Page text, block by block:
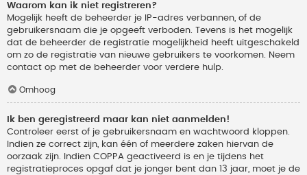
Waarom kan ik niet registreren?
Mogelijk heeft de beheerder je IP-adres verbannen, of de
gebruikersnaam die je opgeeft verboden. Tevens is het mogelijk
dat de beheerder de registratie mogelijkheid heeft uitgeschakeld
om zo de registratie van nieuwe gebruikers te voorkomen. Neem
contact op met de beheerder voor verdere hulp.
Omhoog
Ik ben geregistreerd maar kan niet aanmelden!
Controleer eerst of je gebruikersnaam en wachtwoord kloppen.
Indien ze correct zijn, kan één of meerdere zaken hiervan de
oorzaak zijn. Indien COPPA geactiveerd is en je tijdens het
registratieproces opgaf dat je jonger bent dan 13 jaar, moet je de